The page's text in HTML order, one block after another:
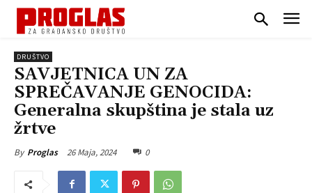
DRUŠTVO
SAVJETNICA UN ZA
SPREČAVANJE GENOCIDA:
Generalna skupština je stala uz
žrtve
By Proglas 26 Maja, 2024 0